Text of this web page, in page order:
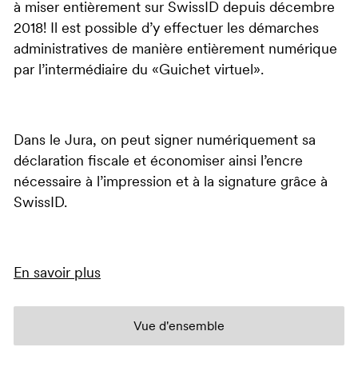
à miser entièrement sur SwissID depuis décembre
2018! Il est possible d’y effectuer les démarches
administratives de manière entièrement numérique
par l’intermédiaire du «Guichet virtuel».
Dans le Jura, on peut signer numériquement sa
déclaration fiscale et économiser ainsi l’encre
nécessaire à l’impression et à la signature grâce à
SwissID.
En savoir plus
Vue d'ensemble